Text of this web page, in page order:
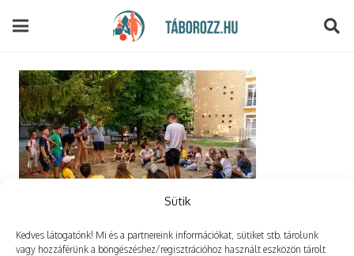
Sütik
Kedves látogatónk! Mi és a partnereink információkat, sütiket stb. tárolunk
vagy hozzáférünk a böngészéshez/regisztrációhoz használt eszközön tárolt